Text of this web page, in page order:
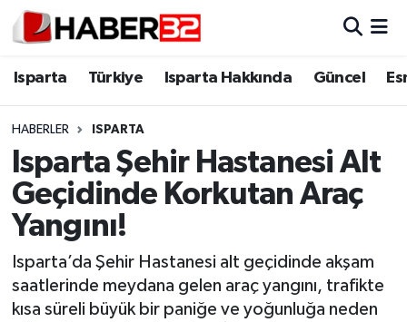
Isparta Türkiye Isparta Hakkında Güncel
HABERLER ISPARTA
Isparta Şehir Hastanesi Alt
Geçidinde Korkutan Araç
Yangını!
Isparta’da Şehir Hastanesi alt geçidinde akşam
saatlerinde meydana gelen araç yangını, trafikte
kısa süreli büyük bir paniğe ve yoğunluğa neden
Isparta
Esnaf Diyor ki;
ASAYİŞ
BİLİM VE TEKNOLOJİ
EĞİTİM
Isparta Nöbetçi Eczaneler
Isparta Trafik Yoğunluk Haritası
Süper Lig Puan Durumu ve Fikstür
Tüm Manşetler
Son Dakika Haberleri